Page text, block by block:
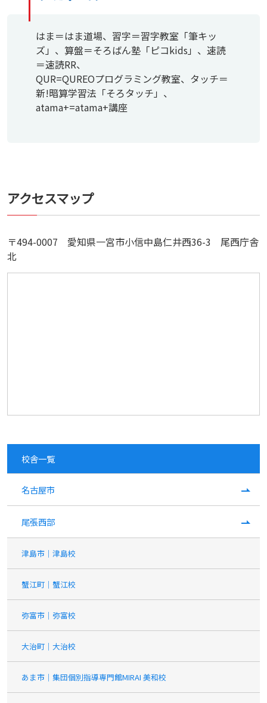
はま＝はま道場、習字＝習字教室「筆キッ
ズ」、算盤＝そろばん塾「ピコkids」、速読
＝速読RR、
QUR=QUREOプログラミング教室、タッチ＝
新!暗算学習法「そろタッチ」、
atama+=atama+講座
アクセスマップ
〒494-0007 愛知県一宮市小信中島仁井西36-3 尾西庁舎
北
校舎一覧
名古屋市
尾張西部
津島市｜津島校
蟹江町｜蟹江校
弥富市｜弥富校
大治町｜大治校
あま市｜集団個別指導専門館MIRAI 美和校